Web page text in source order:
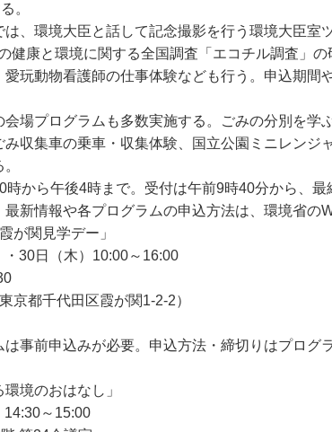
。
、環境大臣と話して記念撮影を行う環境大臣室
健康と環境に関する全国調査「エコチル調査」
玩動物看護師の仕事体験なども行う。申込期間
場プログラムも多数実施する。ごみの分別を学
収集車の乗車・収集体験、国立公園ミニレンジ
から午後4時まで。受付は午前9時40分から、最
新情報や各プログラムの申込方法は、環境省の
が関見学デー」
30日（木）10:00～16:00
京都千代田区霞が関1-2-2）
事前申込みが必要。申込方法・締切りはプログ
境のおはなし」
14:30～15:00